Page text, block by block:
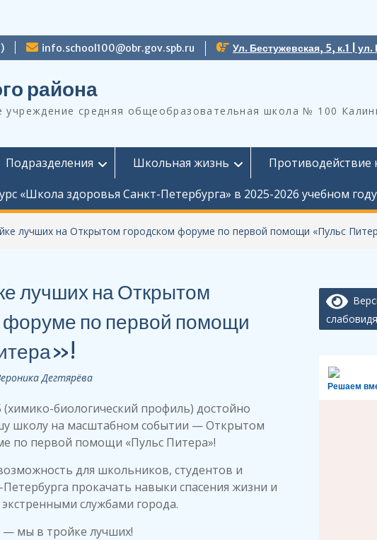
info.school100@obr.gov.spb.ru Ул. Бестужевская, 5, к.1 |
района
средняя общеобразовательная школа № 100
Подразделения Школьная жизнь
Противодействие
«Школа здоровья Санкт-Петербурга» в 2025-2026 учебном году
лучших на Открытом городском форуме по первой помощи «Пульс
лучших на Открытом
форуме по первой помощи
Дегтярёва
(химико-биологический профиль) достойно
школу на масштабном событии — Открытом
по первой помощи «Пульс Питера»!
для школьников, студентов и
прокачать навыки спасения жизни и
службами города.
— мы в тройке лучших!
Решаем